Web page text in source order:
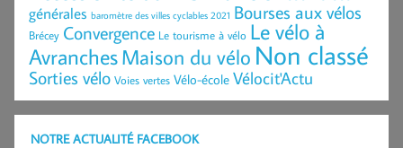
générales baromètre des villes cyclables 2021 Bourses aux vélos
Brécey Convergence Le tourisme à vélo Le vélo à
AvranchesMaison du vélo Non classé
Sorties vélo Voies vertes Vélo-école Vélocit'Actu
NOTRE ACTUALITÉ FACEBOOK